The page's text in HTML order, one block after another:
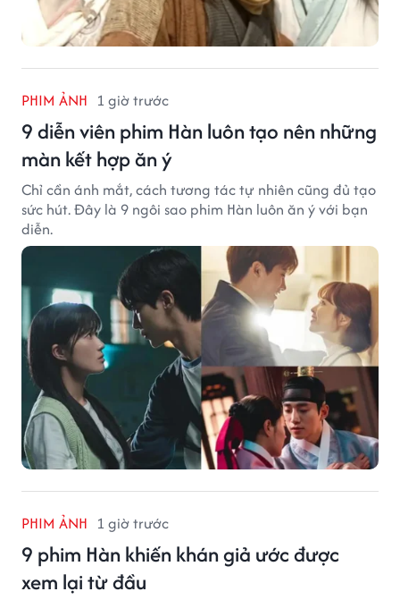
PHIM ẢNH 1 giờ trước
9 diễn viên phim Hàn luôn tạo nên những
màn kết hợp ăn ý
Chỉ cần ánh mắt, cách tương tác tự nhiên cũng đủ tạo
sức hút. Đây là 9 ngôi sao phim Hàn luôn ăn ý với bạn
diễn.
PHIM ẢNH 1 giờ trước
9 phim Hàn khiến khán giả ước được
xem lại từ đầu